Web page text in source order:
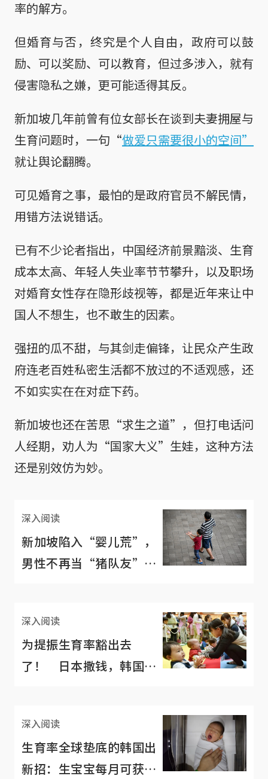
率的解方。
但婚育与否，终究是个人自由，政府可以鼓
励、可以奖励、可以教育，但过多涉入，就有
侵害隐私之嫌，更可能适得其反。
新加坡几年前曾有位女部长在谈到夫妻拥屋与
生育问题时，一句“做爱只需要很小的空间”
就让舆论翻腾。
可见婚育之事，最怕的是政府官员不解民情，
用错方法说错话。
已有不少论者指出，中国经济前景黯淡、生育
成本太高、年轻人失业率节节攀升，以及职场
对婚育女性存在隐形歧视等，都是近年来让中
国人不想生，也不敢生的因素。
强扭的瓜不甜，与其剑走偏锋，让民众产生政
府连老百姓私密生活都不放过的不适观感，还
不如实实在在对症下药。
新加坡也还在苦思“求生之道”，但打电话问
人经期，劝人为“国家大义”生娃，这种方法
还是别效仿为妙。
深入阅读
新加坡陷入“婴儿荒”，
男性不再当“猪队友”才
深入阅读
为提振生育率豁出去
了！ 日本撒钱，韩国智
深入阅读
生育率全球垫底的韩国出
新招：生宝宝每月可获